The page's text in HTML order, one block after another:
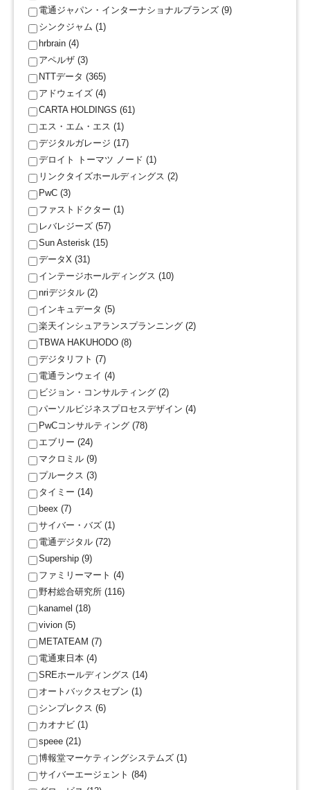
電通ジャパン・インターナショナルブランズ (9)
シンクジャム (1)
hrbrain (4)
アペルザ (3)
NTTデータ (365)
アドウェイズ (4)
CARTA HOLDINGS (61)
エス・エム・エス (1)
デジタルガレージ (17)
デロイト トーマツ ノード (1)
リンクタイズホールディングス (2)
PwC (3)
ファストドクター (1)
レバレジーズ (57)
Sun Asterisk (15)
データX (31)
インテージホールディングス (10)
nriデジタル (2)
インキュデータ (5)
楽天インシュアランスプランニング (2)
TBWA HAKUHODO (8)
デジタリフト (7)
電通ランウェイ (4)
ビジョン・コンサルティング (2)
パーソルビジネスプロセスデザイン (4)
PwCコンサルティング (78)
エブリー (24)
マクロミル (9)
プルークス (3)
タイミー (14)
beex (7)
サイバー・バズ (1)
電通デジタル (72)
Supership (9)
ファミリーマート (4)
野村総合研究所 (116)
kanamel (18)
vivion (5)
METATEAM (7)
電通東日本 (4)
SREホールディングス (14)
オートバックスセブン (1)
シンプレクス (6)
カオナビ (1)
speee (21)
博報堂マーケティングシステムズ (1)
サイバーエージェント (84)